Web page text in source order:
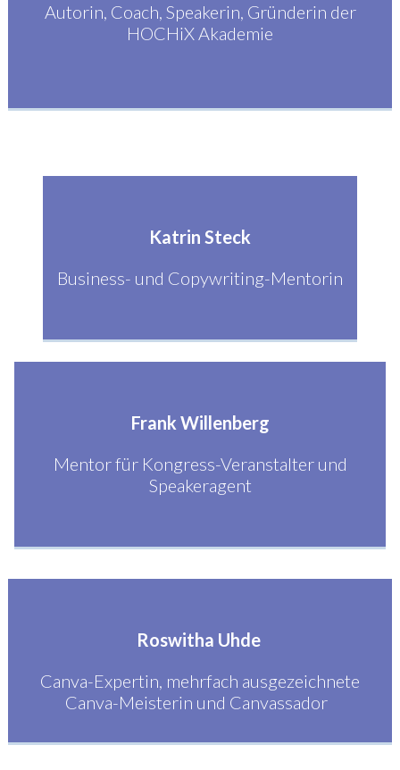
Autorin, Coach, Speakerin, Gründerin der
HOCHiX Akademie
Katrin Steck
Business- und Copywriting-Mentorin
Frank Willenberg
Mentor für Kongress-Veranstalter und
Speakeragent
Roswitha Uhde
Canva-Expertin, mehrfach ausgezeichnete
Canva-Meisterin und Canvassador